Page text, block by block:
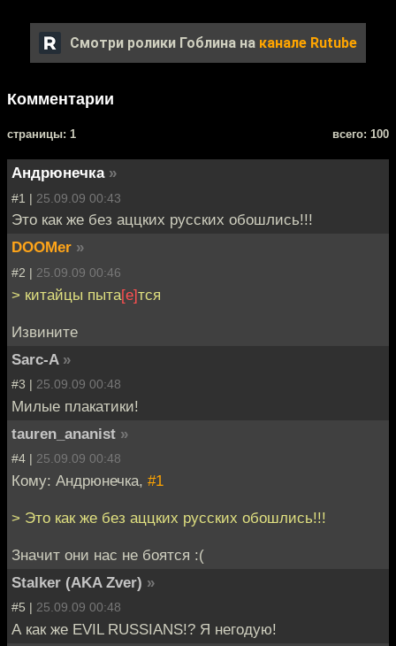
Смотри ролики Гоблина на канале Rutube
Комментарии
cтраницы: 1 всего: 100
Андрюнечка »
#1 | 25.09.09 00:43
Это как же без аццких русских обошлись!!!
DOOMer »
#2 | 25.09.09 00:46
> китайцы пыта[е]тся
Извините
Sarc-A »
#3 | 25.09.09 00:48
Милые плакатики!
tauren_ananist »
#4 | 25.09.09 00:48
Кому: Андрюнечка, #1
> Это как же без аццких русских обошлись!!!
Значит они нас не боятся :(
Stalker (AKA Zver) »
#5 | 25.09.09 00:48
А как же EVIL RUSSIANS!? Я негодую!